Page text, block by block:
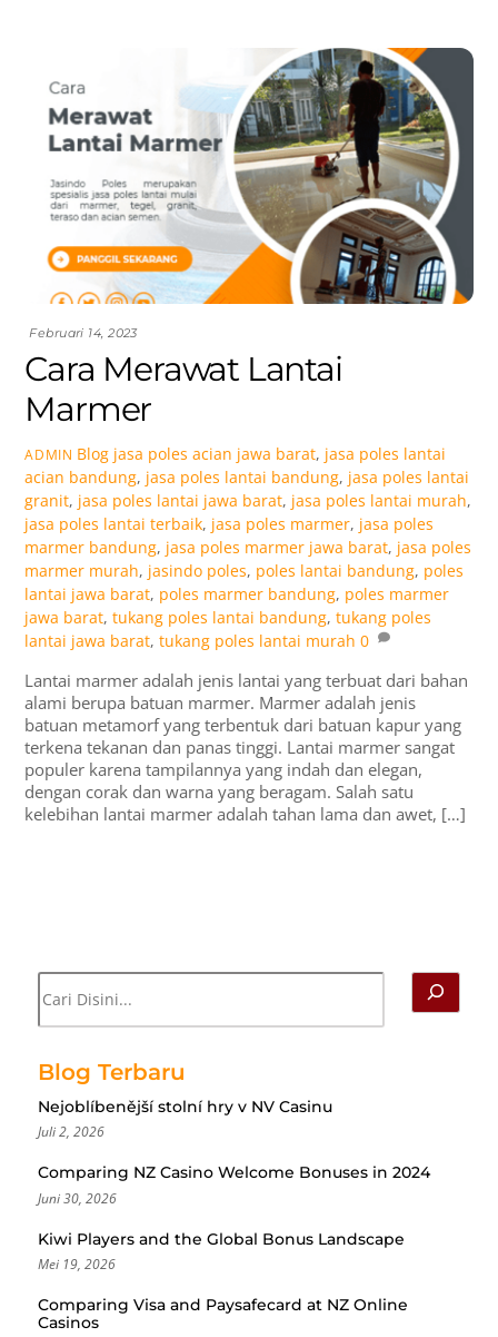
Februari 14, 2023
Cara Merawat Lantai
Marmer
ADMIN Blog jasa poles acian jawa barat, jasa poles lantai
acian bandung, jasa poles lantai bandung, jasa poles lantai
granit, jasa poles lantai jawa barat, jasa poles lantai murah,
jasa poles lantai terbaik, jasa poles marmer, jasa poles
marmer bandung, jasa poles marmer jawa barat, jasa poles
marmer murah, jasindo poles, poles lantai bandung, poles
lantai jawa barat, poles marmer bandung, poles marmer
jawa barat,tukang poles lantai bandung,tukang poles
lantai jawa barat,tukang poles lantai murah 0
Lantai marmer adalah jenis lantai yang terbuat dari bahan
alami berupa batuan marmer. Marmer adalah jenis
batuan metamorf yang terbentuk dari batuan kapur yang
terkena tekanan dan panas tinggi. Lantai marmer sangat
populer karena tampilannya yang indah dan elegan,
dengan corak dan warna yang beragam. Salah satu
kelebihan lantai marmer adalah tahan lama dan awet, […]
Cari
Blog Terbaru
Nejoblíbenější stolní hry v NV Casinu
Juli 2, 2026
Comparing NZ Casino Welcome Bonuses in 2024
Juni 30, 2026
Kiwi Players and the Global Bonus Landscape
Mei 19, 2026
Comparing Visa and Paysafecard at NZ Online
Casinos